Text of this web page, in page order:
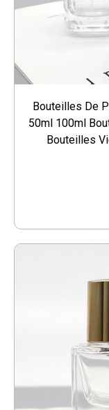
Bouteilles De
50ml 100ml
Bouteilles